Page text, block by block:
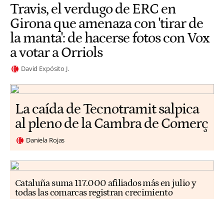
Travis, el verdugo de ERC en
Girona que amenaza con 'tirar de
la manta': de hacerse fotos con Vox
a votar a Orriols
David Expósito J.
La caída de Tecnotramit salpica
al pleno de la Cambra de Comerç
Daniela Rojas
Cataluña suma 117.000 afiliados más en julio y
todas las comarcas registran crecimiento